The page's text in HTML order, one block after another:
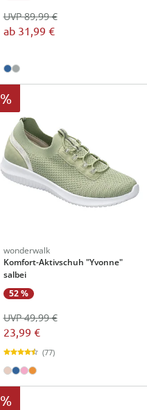
ab 31,99 €
UVP 89,99 €
%
wonderwalk
Komfort-Aktivschuh "Yvonne"
salbei
52 %
23,99 €
UVP 49,99 €
(77)
%